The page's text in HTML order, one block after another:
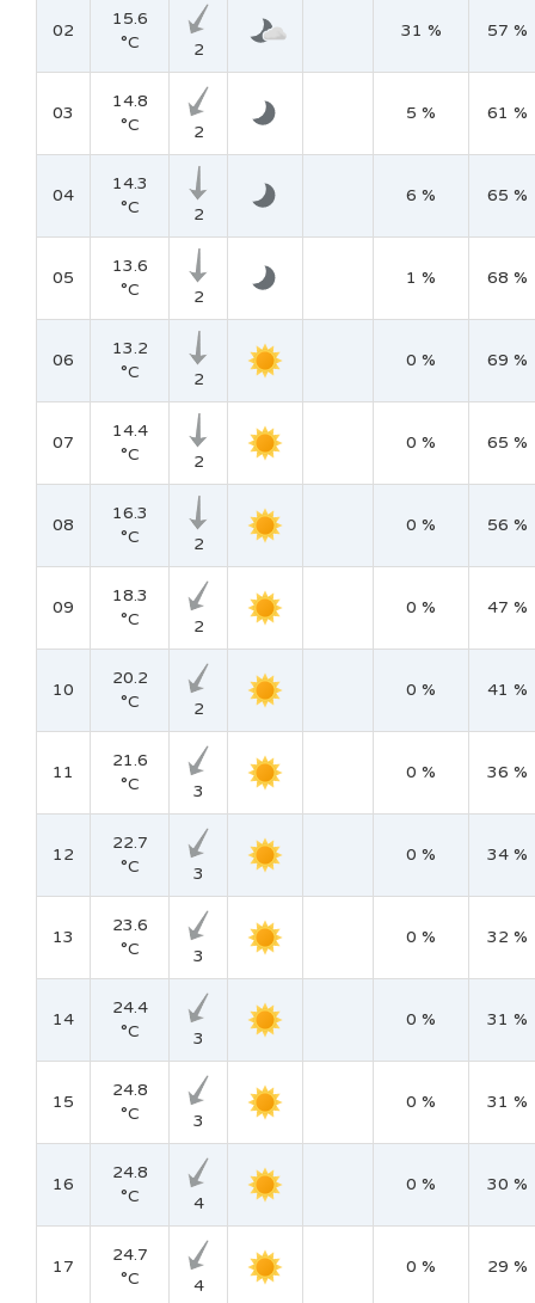
02
15.6
°C
2
31 % 57 %
03
14.8
°C
2
5 % 61 %
04
14.3
°C
2
6 % 65 %
05
13.6
°C
2
1 % 68 %
06
13.2
°C
2
0 % 69 %
07
14.4
°C
2
0 % 65 %
08
16.3
°C
2
0 % 56 %
09
18.3
°C
2
0 % 47 %
10
20.2
°C
2
0 % 41 %
11
21.6
°C
3
0 % 36 %
12
22.7
°C
3
0 % 34 %
13
23.6
°C
3
0 % 32 %
14
24.4
°C
3
0 % 31 %
15
24.8
°C
3
0 % 31 %
16
24.8
°C
4
0 % 30 %
17
24.7
°C
4
0 % 29 %